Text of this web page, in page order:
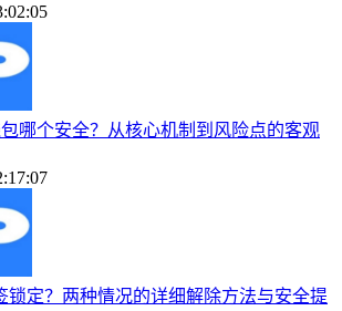
哪个安全？从核心机制到风险点的客观
锁定？两种情况的详细解除方法与安全提